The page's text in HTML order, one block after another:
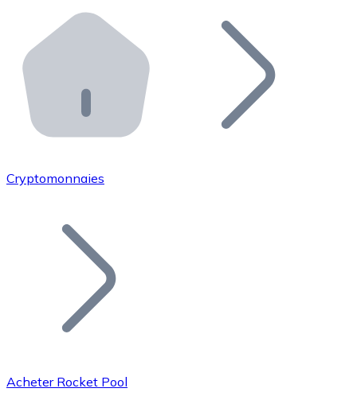
Distributeurs automatiques Bitnovo
Intégrez un ATM Bitnovo dans votre entreprise et
API Bitnovo
Intégrez notre API dans votre écosystème.
Rejoignez notre réseau de distributeurs et
Ajoutez le token de votre projet à notre service
Cryptomonnaies
Acheter Rocket Pool